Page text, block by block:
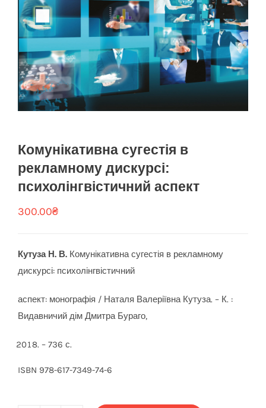
Комунікативна сугестія в
рекламному дискурсі:
психолінгвістичний аспект
300.00₴
Кутуза Н. В. Комунікативна сугестія в рекламному
дискурсі: психолінгвістичний
аспект: монографія / Наталя Валеріївна Кутуза. – К. :
Видавничий дім Дмитра Бураго,
– 736 с.
ISBN 978-617-7349-74-6